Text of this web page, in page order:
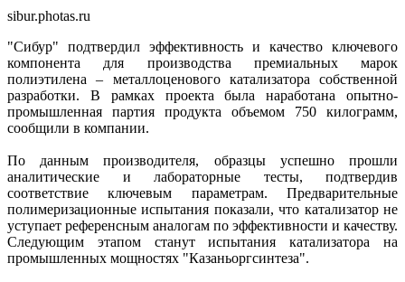
sibur.photas.ru
"Сибур" подтвердил эффективность и качество ключевого
компонента для производства премиальных марок
полиэтилена – металлоценового катализатора собственной
разработки. В рамках проекта была наработана опытно-
промышленная партия продукта объемом 750 килограмм,
сообщили в компании.
По данным производителя, образцы успешно прошли
аналитические и лабораторные тесты, подтвердив
соответствие ключевым параметрам. Предварительные
полимеризационные испытания показали, что катализатор не
уступает референсным аналогам по эффективности и качеству.
Следующим этапом станут испытания катализатора на
промышленных мощностях "Казаньоргсинтеза".